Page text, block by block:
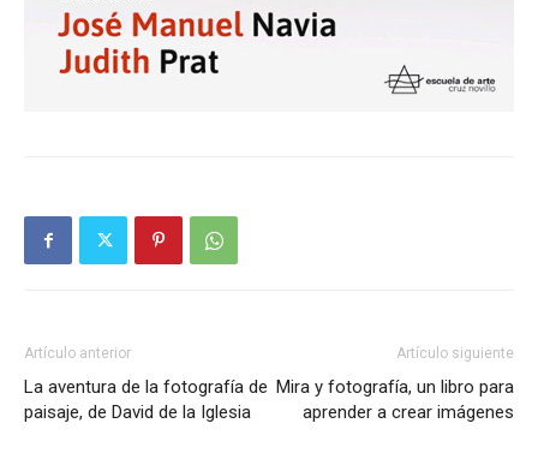
Artículo anterior
La aventura de la fotografía de
paisaje, de David de la Iglesia
Artículo siguiente
Mira y fotografía, un libro para
aprender a crear imágenes